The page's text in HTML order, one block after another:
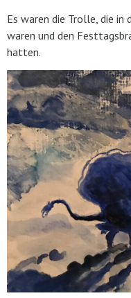
Es waren die Trolle, die
waren und den
hatten.